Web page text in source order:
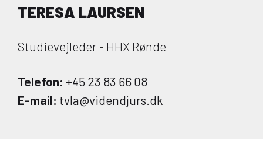
TERESA LAURSEN
Studievejleder - HHX Rønde
Telefon: +45 23 83 66 08
E-mail: tvla@videndjurs.dk